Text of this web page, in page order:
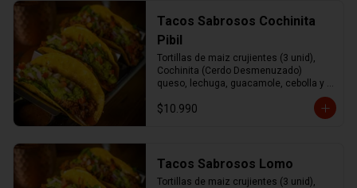
Tacos Sabrosos Cochinita
Pibil
Tortillas de maiz crujientes (3 unid),
Cochinita (Cerdo Desmenuzado)
queso, lechuga, guacamole, cebolla y
$10.990
Tacos Sabrosos Lomo
Tortillas de maiz crujientes (3 unid),